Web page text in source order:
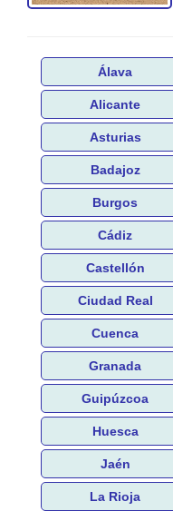
Álava
Alicante
Asturias
Badajoz
Burgos
Cádiz
Castellón
Ciudad Real
Cuenca
Granada
Guipúzcoa
Huesca
Jaén
La Rioja